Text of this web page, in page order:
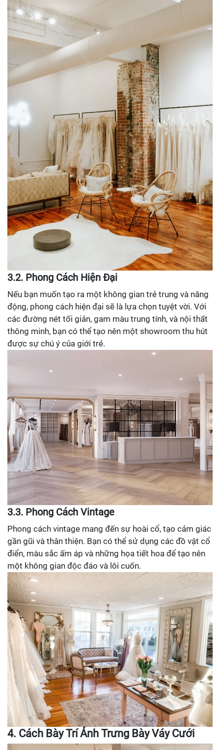
3.2. Phong Cách Hiện Đại
Nếu bạn muốn tạo ra một không gian trẻ trung và năng
động, phong cách hiện đại sẽ là lựa chọn tuyệt vời. Với
các đường nét tối giản, gam màu trung tính, và nội thất
thông minh, bạn có thể tạo nên một showroom thu hút
được sự chú ý của giới trẻ.
3.3. Phong Cách Vintage
Phong cách vintage mang đến sự hoài cổ, tạo cảm giác
gần gũi và thân thiện. Bạn có thể sử dụng các đồ vật cổ
điển, màu sắc ấm áp và những họa tiết hoa để tạo nên
một không gian độc đáo và lôi cuốn.
4. Cách Bày Trí Ảnh Trưng Bày Váy Cưới